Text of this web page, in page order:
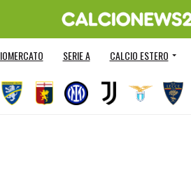
SERIE A CALCIO ESTERO